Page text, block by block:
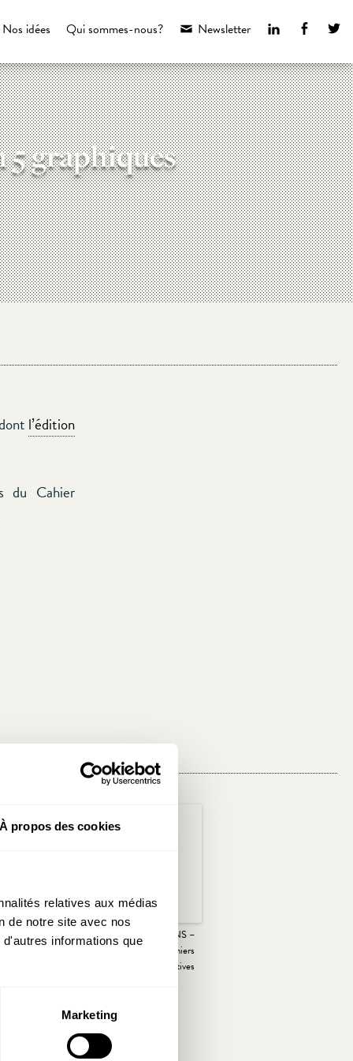
À propos des cookies
relatives aux médias
de notre site avec nos
informations que
Marketing
LinkedIn
Newsletter
Qui sommes-nous?
Nos idées
graphiques
l’édition
du Cahier
contraires qui
la reprise au
SPECIAL ELECTIONS –
Synthèse de nos 5 Cahiers
thématiques: 33 initiatives